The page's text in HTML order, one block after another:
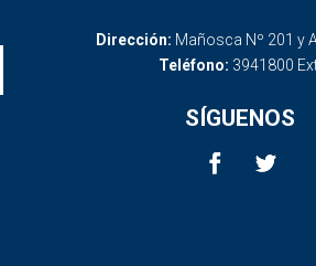
Dirección: Mañosca Nº 201 y
Teléfono: 3941800
SÍGUENOS